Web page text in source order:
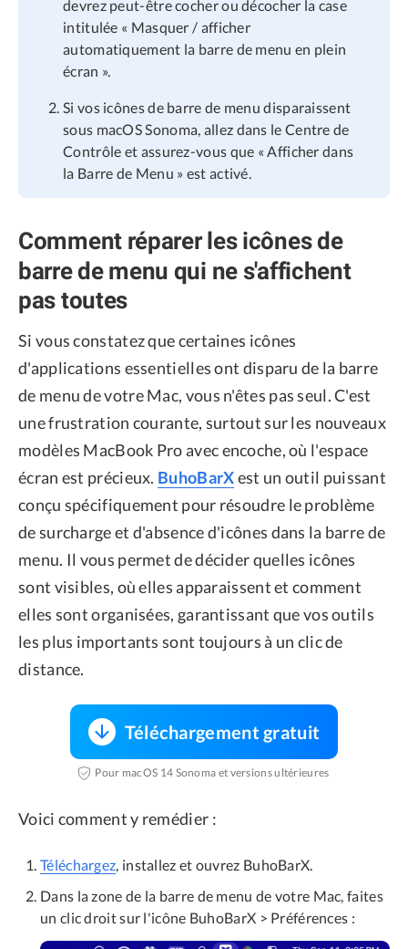
devrez peut-être cocher ou décocher la case
intitulée « Masquer / afficher
automatiquement la barre de menu en plein
écran ».
Si vos icônes de barre de menu disparaissent
sous macOS Sonoma, allez dans le Centre de
Contrôle et assurez-vous que « Afficher dans
la Barre de Menu » est activé.
Comment réparer les icônes de
barre de menu qui ne s'affichent
pas toutes
Si vous constatez que certaines icônes
d'applications essentielles ont disparu de la barre
de menu de votre Mac, vous n'êtes pas seul. C'est
une frustration courante, surtout sur les nouveaux
modèles MacBook Pro avec encoche, où l'espace
écran est précieux. BuhoBarXest un outil puissant
conçu spécifiquement pour résoudre le problème
de surcharge et d'absence d'icônes dans la barre de
menu. Il vous permet de décider quelles icônes
sont visibles, où elles apparaissent et comment
elles sont organisées, garantissant que vos outils
les plus importants sont toujours à un clic de
distance.
Téléchargement gratuit
Pour macOS 14 Sonoma et versions ultérieures
Voici comment y remédier :
Téléchargez, installez et ouvrez BuhoBarX.
Dans la zone de la barre de menu de votre Mac, faites
un clic droit sur l'icône BuhoBarX > Préférences :